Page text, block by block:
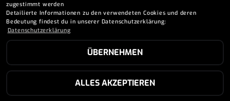
WINTEREINLAGERUNG
zugestimmt werden
Detailierte Informationen zu den verwendeten Cookies und deren
Bedeutung findest du in unserer Datenschutzerklärung:
Datenschutzerklärung
ÜBERNEHMEN
ALLES AKZEPTIEREN